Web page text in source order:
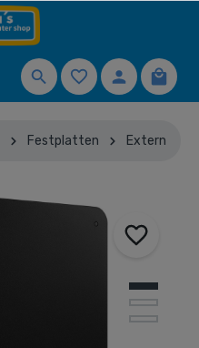
Festplatten Extern